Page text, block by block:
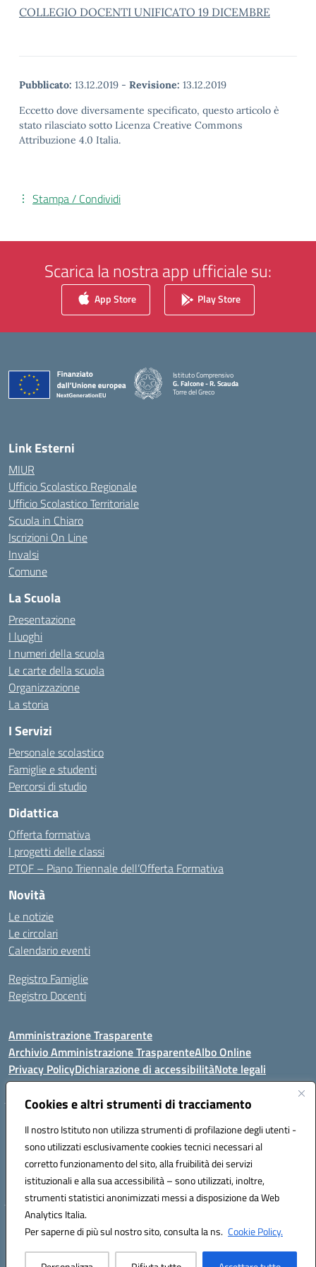
Cookies e altri strumenti di tracciamento
Il nostro Istituto non utilizza strumenti di profilazione degli utenti -
sono utilizzati esclusivamente cookies tecnici necessari al
corretto funzionamento del sito, alla fruibilità dei servizi
istituzionali e alla sua accessibilità – sono utilizzati, inoltre,
strumenti statistici anonimizzati messi a disposizione da Web
Analytics Italia.
Per saperne di più sul nostro sito, consulta la ns. Cookie Policy.
COLLEGIO DOCENTI UNIFICATO 19 DICEMBRE
Pubblicato: 13.12.2019 - Revisione: 13.12.2019
Eccetto dove diversamente specificato, questo articolo è
stato rilasciato sotto Licenza Creative Commons
Attribuzione 4.0 Italia.
Stampa / Condividi
Scarica la nostra app ufficiale su:
App Store Play Store
Istituto Comprensivo
G. Falcone - R. Scauda
Torre del Greco
Link Esterni
MIUR
Ufficio Scolastico Regionale
Ufficio Scolastico Territoriale
Scuola in Chiaro
Iscrizioni On Line
Invalsi
Comune
La Scuola
Presentazione
I luoghi
I numeri della scuola
Le carte della scuola
Organizzazione
La storia
I Servizi
Personale scolastico
Famiglie e studenti
Percorsi di studio
Didattica
Offerta formativa
I progetti delle classi
PTOF – Piano Triennale dell’Offerta Formativa
Novità
Le notizie
Le circolari
Calendario eventi
Registro Famiglie
Registro Docenti
Amministrazione Trasparente
Archivio Amministrazione TrasparenteAlbo Online
Privacy PolicyDichiarazione di accessibilitàNote legali
Istituto Comprensivo Statale
Via Cupa Campanariello, 5 - 80059, Torre del Greco (NA)
Tel. +39 0818834377 - Fax +39 0818834377 - Cod.Fisc. 95170530638
Email: naic8df00a@istruzione.it - PEC: naic8df00a@pec.istruzione.it
Hosting & Powered by 3D Solution S.r.l.
Concept & Design by Designers Italia